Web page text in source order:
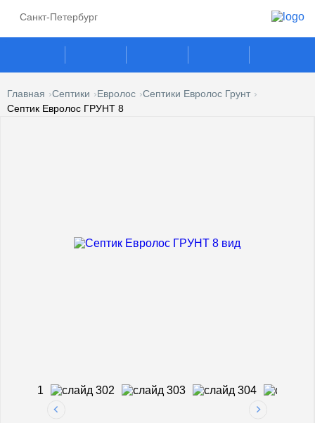
Санкт-Петербург
ГАЗГОЛЬДЕРЫ
АРЕНДА ГАЗГОЛЬДЕРОВ
Главная Септики Евролос
Септики Евролос Грунт
Септик Евролос ГРУНТ 8